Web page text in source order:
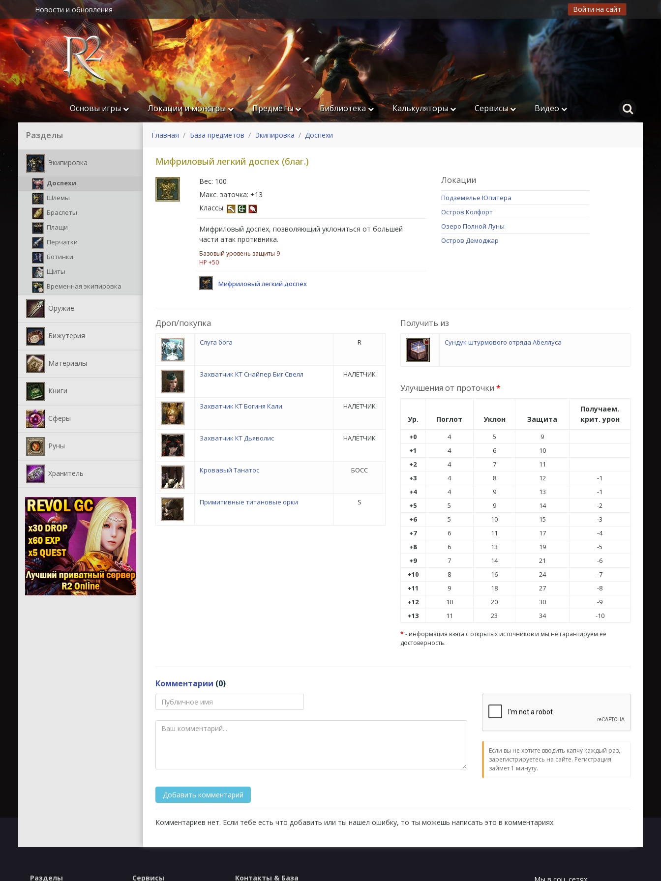
Новости и обновления Войти на сайт
Основы игры Локации и монстры Предметы Библиотека Калькуляторы Сервисы Видео
Разделы
Экипировка
Доспехи
Шлемы
Браслеты
Плащи
Перчатки
Ботинки
Щиты
Временная экипировка
Оружие
Бижутерия
Материалы
Книги
Сферы
Руны
Хранитель
Главная База предметов Экипировка Доспехи
Мифриловый легкий доспех (благ.)
Вес: 100
Макс. заточка: +13
Классы:
Мифриловый доспех, позволяющий уклониться от большей
части атак противника.
Базовый уровень защиты 9
HP +50
Мифриловый легкий доспех
Локации
Подземелье Юпитера
Остров Колфорт
Озеро Полной Луны
Остров Демоджар
Дроп/покупка
Слуга бога R
Захватчик КТ Снайпер Биг Свелл НАЛЁТЧИК
Захватчик КТ Богиня Кали НАЛЁТЧИК
Захватчик КТ Дьяволис НАЛЁТЧИК
Кровавый Танатос БОСС
Примитивные титановые орки S
Получить из
Сундук штурмового отряда Абеллуса
Улучшения от проточки *
Ур. Поглот Уклон Защита
Получаем.
крит. урон
+0 4 5
9
+1
4 6
10
+2
4 7
11
+3
4 8 12
-1
+4
4 9 13
-1
+5
5 9 14
-2
+6
5 10 15
-3
+7
6 11 17
-4
+8
6 13 19
-5
+9
7 14 21
-6
+10
8 16 24
-7
+11
9 18 27
-8
+12
10 20 30
-9
+13
11 23 34 -10
* - информация взята с открытых источников и мы не гарантируем её
достоверность.
Комментарии (0)
Если вы не хотите вводить капчу каждый раз,
зарегистрируетесь на сайте. Регистрация
займет 1 минуту.
Комментариев нет. Если тебе есть что добавить или ты нашел ошибку, то ты можешь написать это в комментариях.
Разделы Сервисы Контакты & База